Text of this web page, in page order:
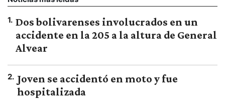
1. Dos bolivarenses involucrados en un
accidente en la 205 a la altura de General
Alvear
2. Joven se accidentó en moto y fue
hospitalizada